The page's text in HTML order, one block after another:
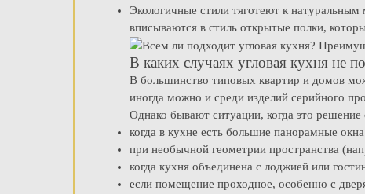
Экологичные стили тяготеют к
вписываются в стиль открытые полки,
В каких случаях угловая кухня не
В большинство типовых квартир и домов
иногда можно и среди изделий серийного
Однако бывают ситуации, когда это
когда в кухне есть большие панорамные
при необычной геометрии пространства
когда кухня объединена с лоджией или
если помещение проходное, особенно с